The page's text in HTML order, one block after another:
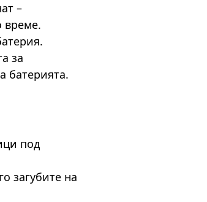
–
време.
за
батерията.
под
загубите на